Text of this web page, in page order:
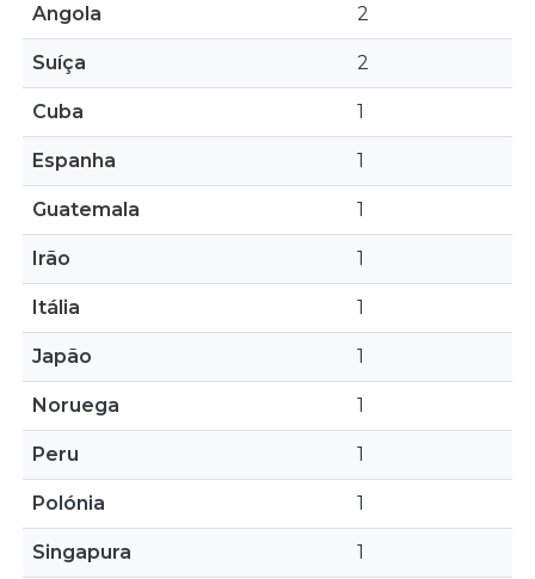
Angola 2
Suíça 2
Cuba 1
Espanha 1
Guatemala 1
Irão 1
Itália 1
Japão 1
Noruega 1
Peru 1
Polónia 1
Singapura 1